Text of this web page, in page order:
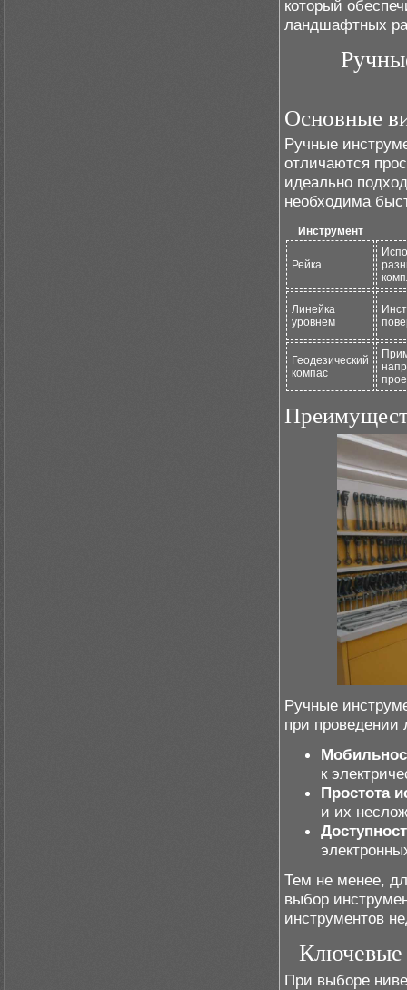
который
ландшафтных
Основные
Ручные
отличаются
идеально
необходима
Инструмент
Рейка
Линейка
уровнем
Геодезический
компас
Ручные
при
к
Простота
и их
Тем не менее,
выбор
инструментов
Ключевые
При выборе